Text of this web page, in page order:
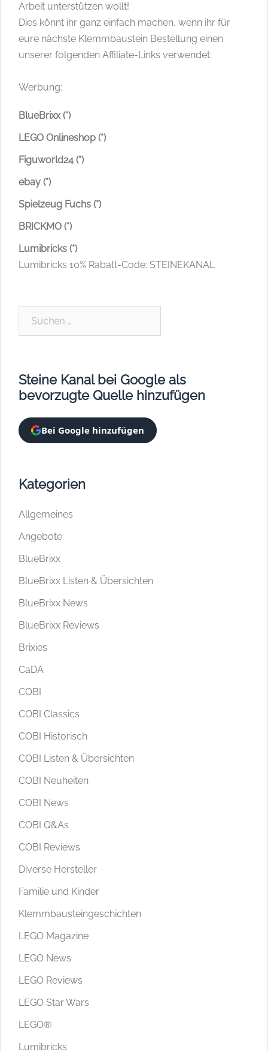
Arbeit unterstützen wollt!
Dies könnt ihr ganz einfach machen, wenn ihr für
eure nächste Klemmbaustein Bestellung einen
unserer folgenden Affiliate-Links verwendet:
Werbung:
BlueBrixx (*)
LEGO Onlineshop (*)
Figuworld24 (*)
ebay (*)
Spielzeug Fuchs (*)
BRICKMO (*)
Lumibricks (*)
Lumibricks 10% Rabatt-Code: STEINEKANAL
Steine Kanal bei Google als
bevorzugte Quelle hinzufügen
Bei Google hinzufügen
Kategorien
Allgemeines
Angebote
BlueBrixx
BlueBrixx Listen & Übersichten
BlueBrixx News
BlueBrixx Reviews
Brixies
CaDA
COBI
COBI Classics
COBI Historisch
COBI Listen & Übersichten
COBI Neuheiten
COBI News
COBI Q&As
COBI Reviews
Diverse Hersteller
Familie und Kinder
Klemmbausteingeschichten
LEGO Magazine
LEGO News
LEGO Reviews
LEGO Star Wars
LEGO®
Lumibricks